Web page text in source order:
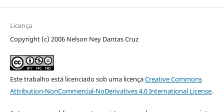
Licença
Copyright (c) 2006 Nelson Ney Dantas Cruz
Este trabalho está licenciado sob uma licençaCreative Commons
Attribution-NonCommercial-NoDerivatives 4.0 International License.